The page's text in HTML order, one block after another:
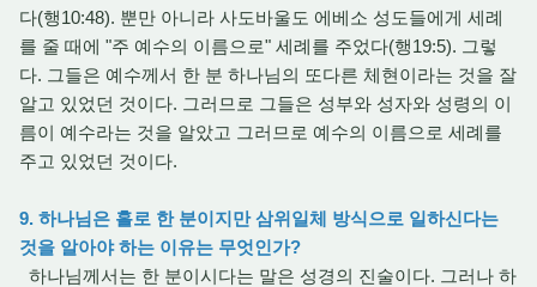
다(행10:48). 뿐만 아니라 사도바울도 에베소 성도들에게 세례
를 줄 때에 "주 예수의 이름으로" 세례를 주었다(행19:5). 그렇
다. 그들은 예수께서 한 분 하나님의 또다른 체현이라는 것을 잘
알고 있었던 것이다. 그러므로 그들은 성부와 성자와 성령의 이
름이 예수라는 것을 알았고 그러므로 예수의 이름으로 세례를
주고 있었던 것이다.
9. 하나님은 홀로 한 분이지만 삼위일체 방식으로 일하신다는
것을 알아야 하는 이유는 무엇인가?
하나님께서는 한 분이시다는 말은 성경의 진술이다. 그러나 하